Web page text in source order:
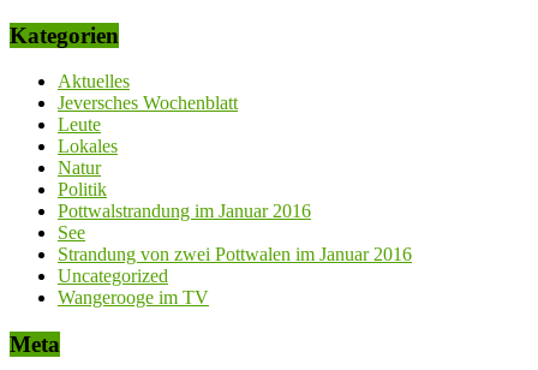
Kategorien
Aktuelles
Jeversches Wochenblatt
Leute
Lokales
Natur
Politik
Pottwalstrandung im Januar 2016
See
Strandung von zwei Pottwalen im Januar 2016
Uncategorized
Wangerooge im TV
Meta